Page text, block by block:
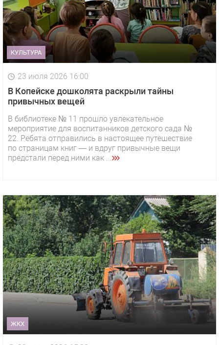
КУЛЬТУРА
23 июля 2026 16:00
В Копейске дошколята раскрыли тайны
привычных вещей
В библиотеке № 11 прошло увлекательное
мероприятие для воспитанников детского сада №
22. Ребята отправились в настоящее путешествие
по страницам книг — и вдруг привычные вещи
предстали перед ними как ...
ЖКХ